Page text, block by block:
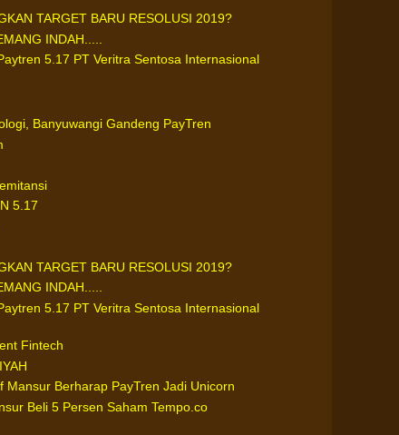
TARGET BARU RESOLUSI 2019?
INDAH.....
5.17 PT Veritra Sentosa Internasional
Banyuwangi Gandeng PayTren
5.17
TARGET BARU RESOLUSI 2019?
INDAH.....
5.17 PT Veritra Sentosa Internasional
Fintech
Mansur Berharap PayTren Jadi Unicorn
Beli 5 Persen Saham Tempo.co